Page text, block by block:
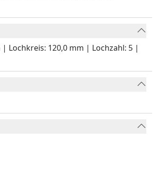
Lochkreis: 120,0 mm | Lochzahl: 5 |